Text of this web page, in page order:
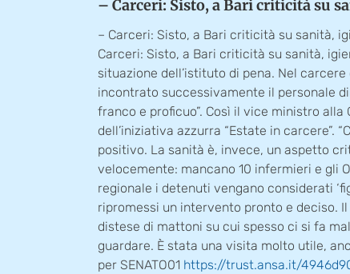
– Carceri: Sisto, a Bari criticità su
– Carceri: Sisto, a Bari criticità su sanità,
Carceri: Sisto, a Bari criticità su sanità,
situazione dell’istituto di pena. Nel
incontrato successivamente il personale
franco e proficuo”. Così il vice ministro
dell’iniziativa azzurra “Estate in carcere”.
positivo. La sanità è, invece, un aspetto
velocemente: mancano 10 infermieri e gli
regionale i detenuti vengano considerati
ripromessi un intervento pronto e deciso.
distese di mattoni su cui spesso ci si fa
guardare. È stata una visita molto utile,
per SENATO01 https://trust.ansa.it/